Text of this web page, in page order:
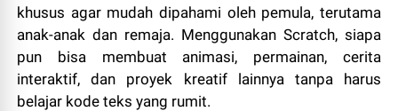
khusus agar mudah dipahami oleh pemula, terutama
anak-anak dan remaja. Menggunakan Scratch, siapa
pun bisa membuat animasi, permainan, cerita
interaktif, dan proyek kreatif lainnya tanpa harus
belajar kode teks yang rumit.